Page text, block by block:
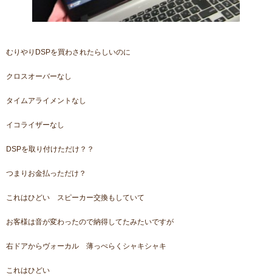
むりやりDSPを買わされたらしいのに
クロスオーバーなし
タイムアライメントなし
イコライザーなし
DSPを取り付けただけ？？
つまりお金払っただけ？
これはひどい スピーカー交換もしていて
お客様は音が変わったので納得してたみたいですが
右ドアからヴォーカル 薄っぺらくシャキシャキ
これはひどい